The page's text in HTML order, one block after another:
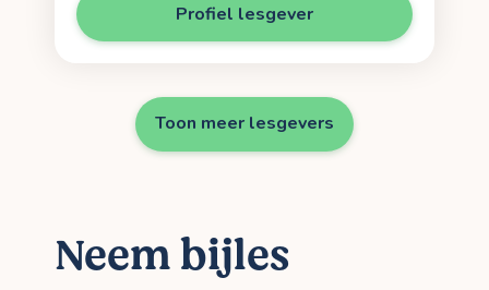
Profiel lesgever
Toon meer lesgevers
Neem bijles